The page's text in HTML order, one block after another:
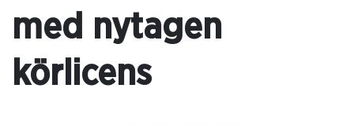
med nytagen
körlicens